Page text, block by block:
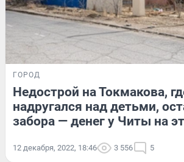
ГОРОД
Недострой на Токмакова,
надругался над детьми,
забора — денег у Читы на
12 декабря, 2022, 18:46 3 556 5